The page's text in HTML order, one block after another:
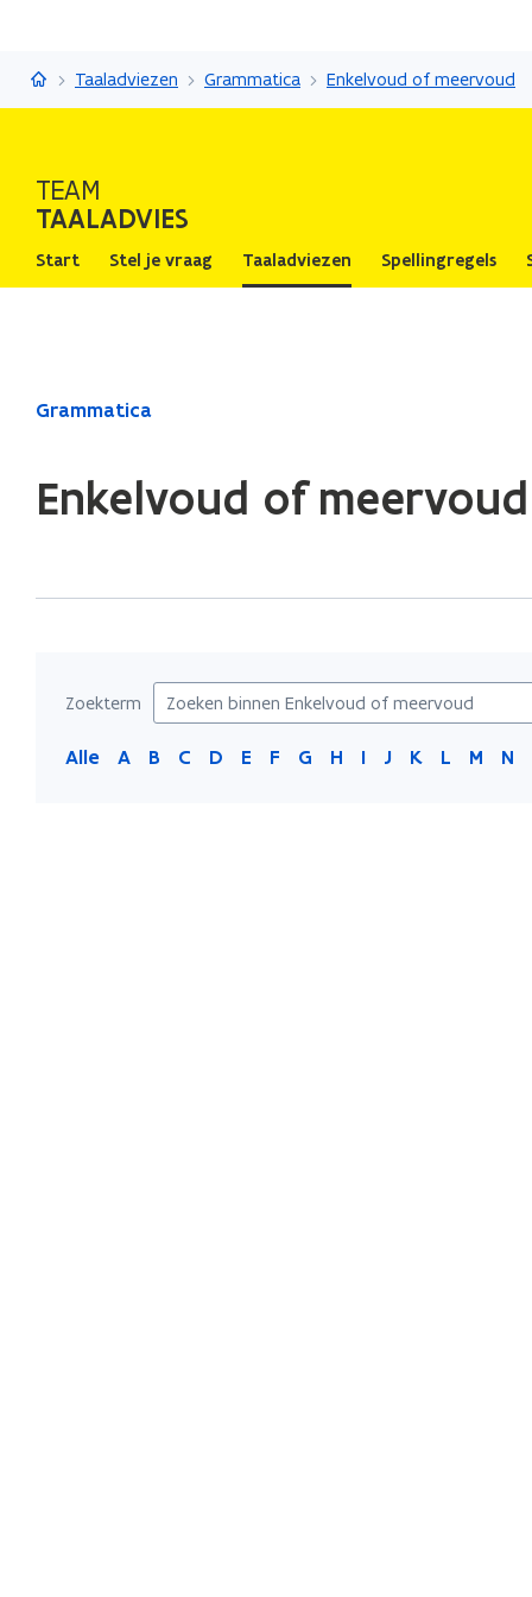
TaaladviesTaaladviezen Grammatica Enkelvoud of meervoud
TEAM
TAALADVIES
Start Stel je vraag Taaladviezen Spellingregels
Gedaan
meervoud
Grammatica
Enkelvoud of meervoud
Zoekterm
Alle A B C D E F G H I J K L M N